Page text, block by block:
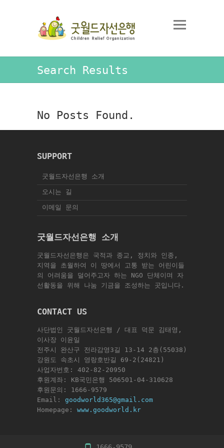
Search Results
No Posts Found.
SUPPORT
굿월드자선은행 소개
오시는 길
이메일 문의
굿월드자선은행 소개
굿월드자선은행은 국적과 종교, 정치와 인종,
지역을 초월하여 이 땅에서 고통 받는 어린이들
의 어려움을 덜어주고자 하는 NGO 단체이며 자
선활동을 위해 나눔 기금을 조성하는 곳입니다.
CONTACT US
사단법인 굿월드자선은행 / 대표 덕문 김태영,
이사장 이윤일
전주시 완산구 전라감영3길 13-14 2층(55038)
강원도 속초시 영랑호반길 69-2(24821)
사업자번호: 402-82-20950
후원계좌: KB국민은행 506501-04-310628
후원문의: 1666-9579
Email: goodworld365@gmail.com
Homepage: www.goodworld.kr